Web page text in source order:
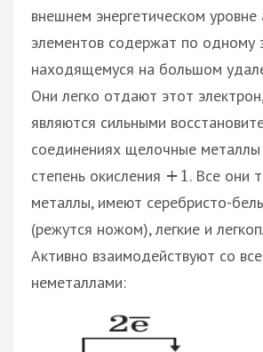
внешнем энергетическом
элементов содержат по одному
находящемуся на большом
Они легко отдают этот
являются сильными
соединениях щелочные
степень окисления +1 . Все они
металлы, имеют серебристо-
(режутся ножом), легкие и
Активно взаимодействуют со
неметаллами: